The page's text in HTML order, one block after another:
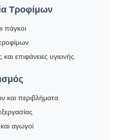
Τροφίμων
πάγκοι
επιφάνειες υγιεινής
και περιβλήματα
αγωγοί